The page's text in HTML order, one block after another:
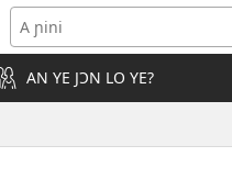
AN YE JƆN LO YE?